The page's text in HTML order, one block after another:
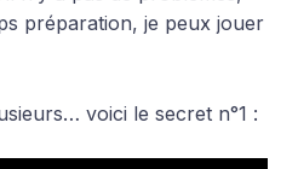
préparation, je peux jouer
voici le secret n°1 :